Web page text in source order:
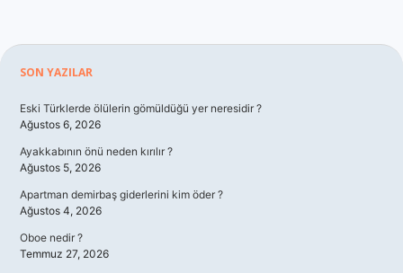
Sidebar
SON YAZILAR
Eski Türklerde ölülerin gömüldüğü yer neresidir ?
Ağustos 6, 2026
Ayakkabının önü neden kırılır ?
Ağustos 5, 2026
Apartman demirbaş giderlerini kim öder ?
Ağustos 4, 2026
Oboe nedir ?
Temmuz 27, 2026